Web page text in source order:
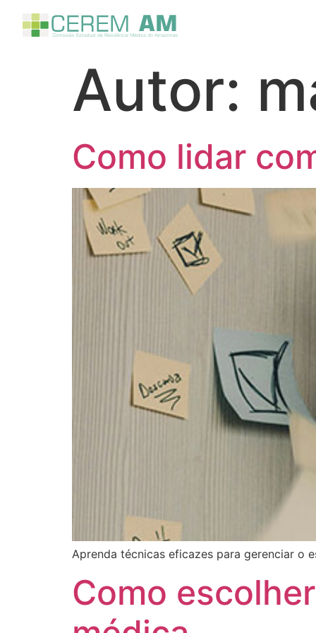
Autor:
Como lidar
Aprenda técnicas eficazes para gerenciar o
Como